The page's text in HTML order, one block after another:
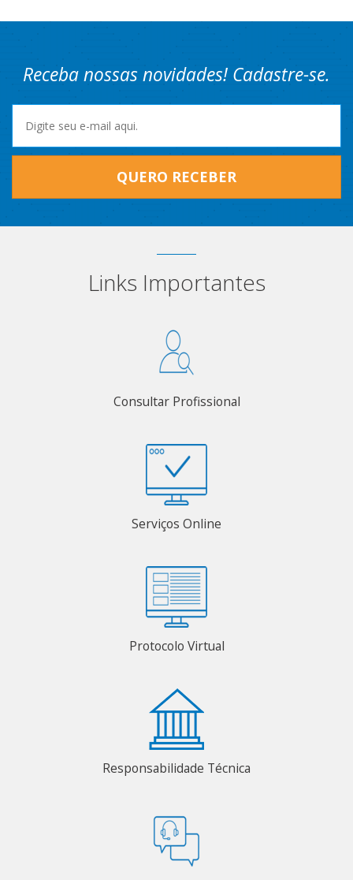
Receba nossas novidades! Cadastre-se.
QUERO RECEBER
Links Importantes
Consultar Profissional
Serviços Online
Protocolo Virtual
Responsabilidade Técnica